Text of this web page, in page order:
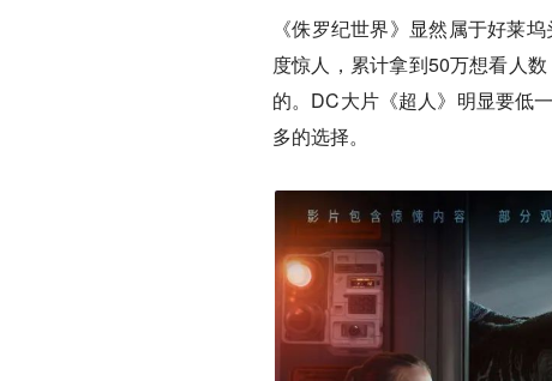
《侏罗纪世界》显然属于好莱
度惊人，累计拿到50万想看人
的。DC大片《超人》明显要低
多的选择。